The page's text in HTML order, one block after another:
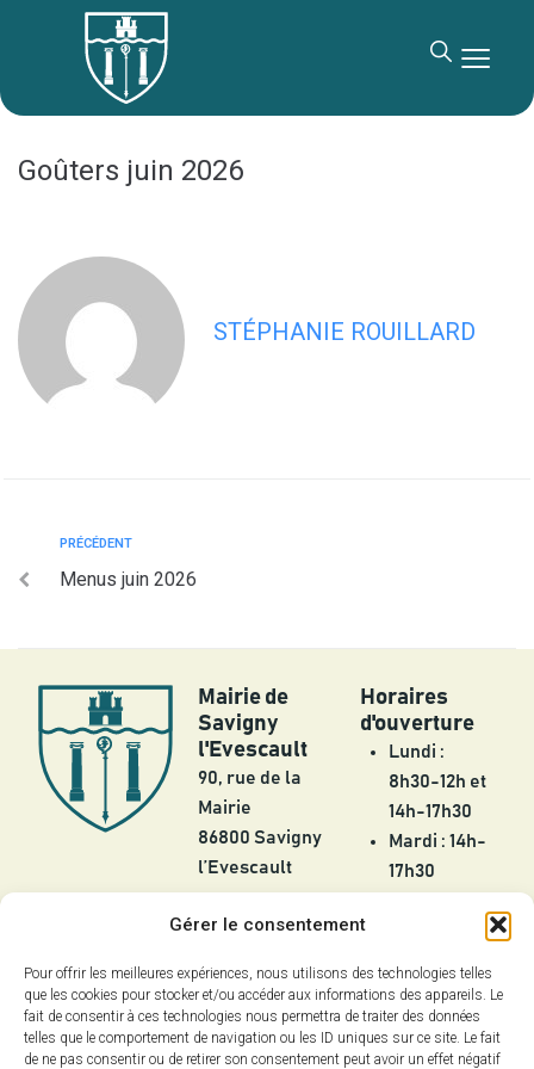
Gérer le consentement
Pour offrir les meilleures expériences, nous utilisons des technologies telles
que les cookies pour stocker et/ou accéder aux informations des appareils. Le
fait de consentir à ces technologies nous permettra de traiter des données
telles que le comportement de navigation ou les ID uniques sur ce site. Le fait
de ne pas consentir ou de retirer son consentement peut avoir un effet négatif
Goûters juin 2026
STÉPHANIE ROUILLARD
PRÉCÉDENT
Menus juin 2026
Mairie de
Savigny
l'Evescault
90, rue de la
Mairie
86800 Savigny
l’Evescault
05 49 56 55
contact@savignylevescault.fr
Contact
Horaires
d'ouverture
Lundi :
8h30-12h et
14h-17h30
Mardi : 14h-
17h30
8h30-12h et
14h-17h30
Vendredi :